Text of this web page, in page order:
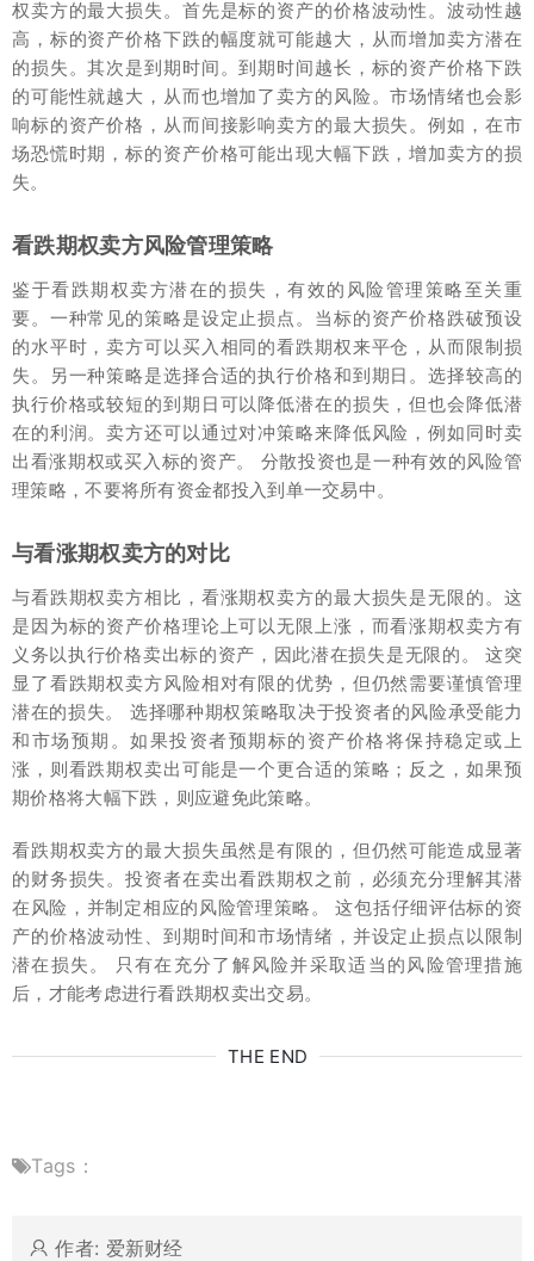
权卖方的最大损失。首先是标的资产的价格波动性。波动性越
高，标的资产价格下跌的幅度就可能越大，从而增加卖方潜在
的损失。其次是到期时间。到期时间越长，标的资产价格下跌
的可能性就越大，从而也增加了卖方的风险。市场情绪也会影
响标的资产价格，从而间接影响卖方的最大损失。例如，在市
场恐慌时期，标的资产价格可能出现大幅下跌，增加卖方的损
失。
看跌期权卖方风险管理策略
鉴于看跌期权卖方潜在的损失，有效的风险管理策略至关重
要。一种常见的策略是设定止损点。当标的资产价格跌破预设
的水平时，卖方可以买入相同的看跌期权来平仓，从而限制损
失。另一种策略是选择合适的执行价格和到期日。选择较高的
执行价格或较短的到期日可以降低潜在的损失，但也会降低潜
在的利润。卖方还可以通过对冲策略来降低风险，例如同时卖
出看涨期权或买入标的资产。 分散投资也是一种有效的风险管
理策略，不要将所有资金都投入到单一交易中。
与看涨期权卖方的对比
与看跌期权卖方相比，看涨期权卖方的最大损失是无限的。这
是因为标的资产价格理论上可以无限上涨，而看涨期权卖方有
义务以执行价格卖出标的资产，因此潜在损失是无限的。 这突
显了看跌期权卖方风险相对有限的优势，但仍然需要谨慎管理
潜在的损失。 选择哪种期权策略取决于投资者的风险承受能力
和市场预期。如果投资者预期标的资产价格将保持稳定或上
涨，则看跌期权卖出可能是一个更合适的策略；反之，如果预
期价格将大幅下跌，则应避免此策略。
看跌期权卖方的最大损失虽然是有限的，但仍然可能造成显著
的财务损失。投资者在卖出看跌期权之前，必须充分理解其潜
在风险，并制定相应的风险管理策略。 这包括仔细评估标的资
产的价格波动性、到期时间和市场情绪，并设定止损点以限制
潜在损失。 只有在充分了解风险并采取适当的风险管理措施
后，才能考虑进行看跌期权卖出交易。
THE END
Tags：
作者: 爱新财经